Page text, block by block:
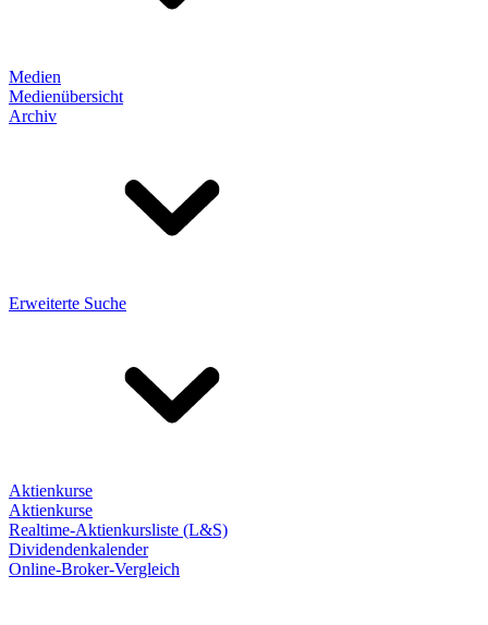
Medien
Medienübersicht
Archiv
Erweiterte Suche
Aktienkurse
Aktienkurse
Realtime-Aktienkursliste (L&S)
Dividendenkalender
Online-Broker-Vergleich